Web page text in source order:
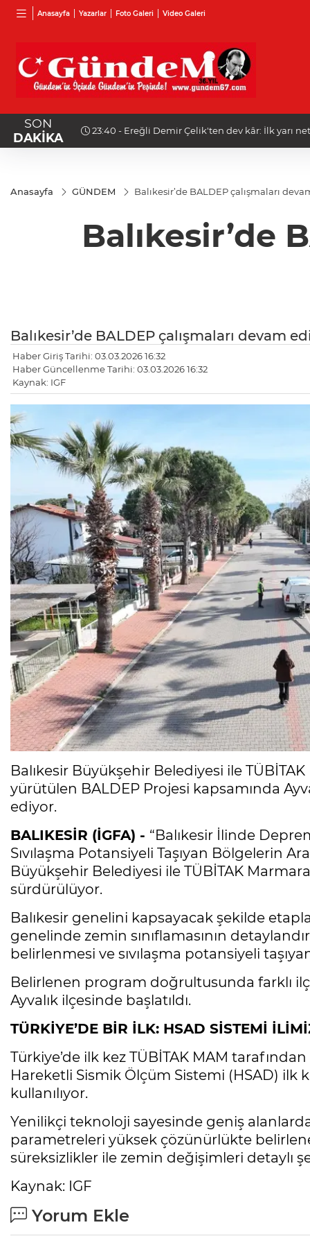
Anasayfa Yazarlar Foto Galeri Video Galeri
SON
DAKİKA
23:40 - Ereğli Demir Çelik'ten dev kâr: İlk yarı net kârı yüzde 415
Anasayfa GÜNDEM Balıkesir’de BALDEP çalışmaları
Balıkesir’de
Balıkesir’de BALDEP çalışmaları devam
Haber Giriş Tarihi: 03.03.2026 16:32
Haber Güncellenme Tarihi: 03.03.2026 16:32
Kaynak: IGF
Balıkesir Büyükşehir Belediyesi ile
yürütülen BALDEP Projesi kapsamında
ediyor.
BALIKESİR (İGFA) - “Balıkesir İlinde
Sıvılaşma Potansiyeli Taşıyan Bölgelerin
Büyükşehir Belediyesi ile TÜBİTAK
sürdürülüyor.
Balıkesir genelini kapsayacak şekilde
genelinde zemin sınıflamasının
belirlenmesi ve sıvılaşma potansiyeli
Belirlenen program doğrultusunda farklı
Ayvalık ilçesinde başlatıldı.
TÜRKİYE’DE BİR İLK: HSAD SİSTEMİ
Türkiye’de ilk kez TÜBİTAK MAM
Hareketli Sismik Ölçüm Sistemi (HSAD) ilk
kullanılıyor.
Yenilikçi teknoloji sayesinde geniş
parametreleri yüksek çözünürlükte
süreksizlikler ile zemin değişimleri detaylı
Kaynak: IGF
Yorum Ekle